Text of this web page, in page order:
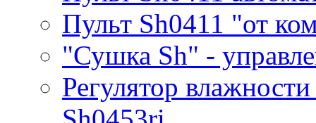
Пульт Sh0411 "от
"Сушка Sh" -
Регулятор